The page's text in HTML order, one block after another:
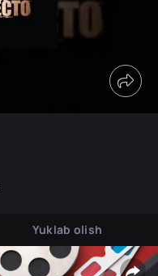
Yuklab olish